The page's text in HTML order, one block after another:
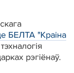
БЕЛТА "Краіна
рэгіёнаў.